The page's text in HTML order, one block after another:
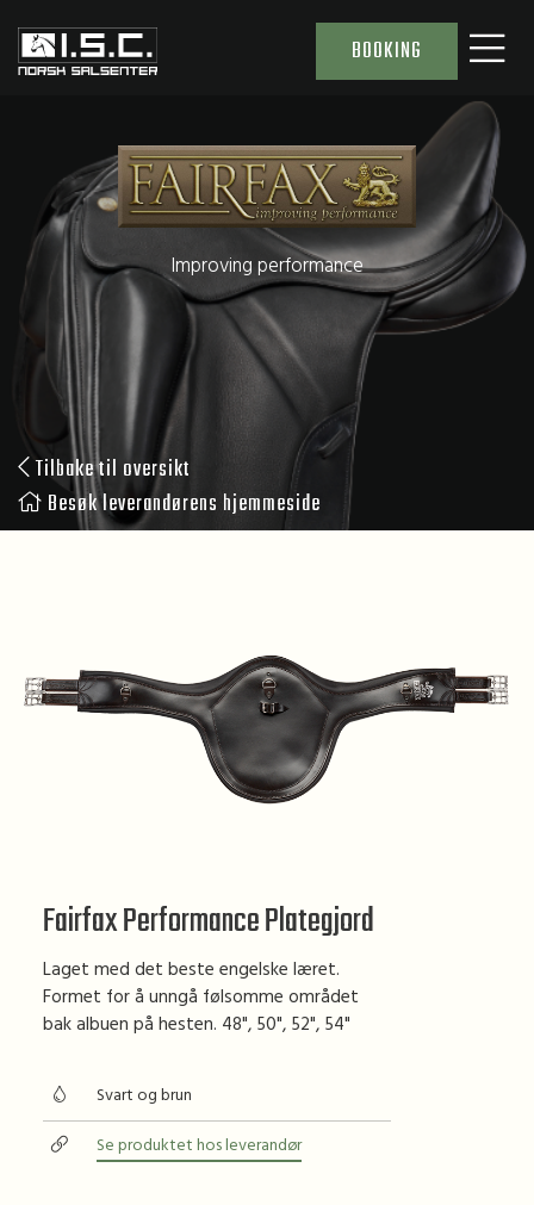
BOOKING
Improving performance
Tilbake til oversikt
Besøk leverandørens hjemmeside
Fairfax Performance Plategjord
Laget med det beste engelske læret.
Formet for å unngå følsomme området
bak albuen på hesten. 48", 50", 52", 54"
Svart og brun
Se produktet hos leverandør